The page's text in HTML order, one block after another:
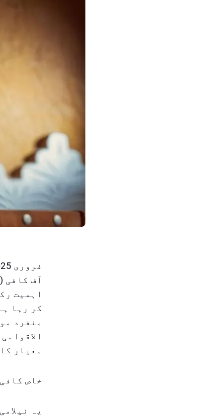
کر رہا
منفرد
معیار
خاص